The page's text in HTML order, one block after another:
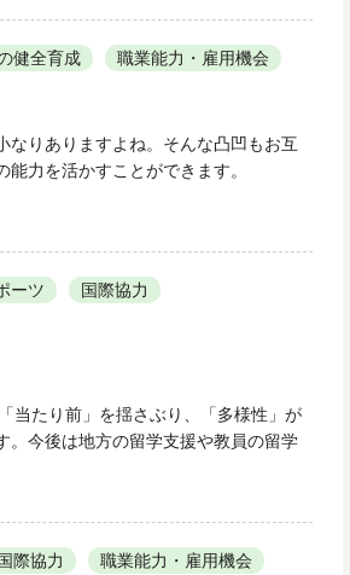
健全育成 職業能力・雇用機会
なりありますよね。そんな凸凹もお互
力を活かすことができます。
ーツ
国際協力
当たり前」を揺さぶり、「多様性」が
。今後は地方の留学支援や教員の留学
国際協力
職業能力・雇用機会